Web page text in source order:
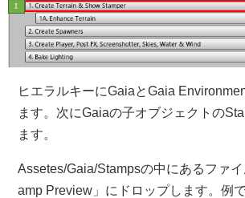
ヒエラルキーにGaiaとGaia
ます。次にGaiaの子オブジェクトの
ます。
Assetes/Gaia/Stampsの中にあるファ
amp Preview」にドロップします。例